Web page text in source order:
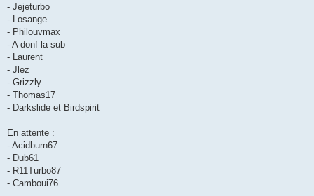
- Jejeturbo
- Losange
- Philouvmax
- A donf la sub
- Laurent
- Jlez
- Grizzly
- Thomas17
- Darkslide et Birdspirit
En attente :
- Acidburn67
- Dub61
- R11Turbo87
- Camboui76